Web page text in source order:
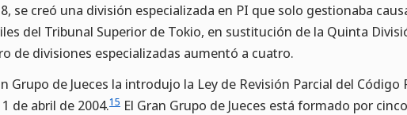
se creó una división especializada en PI que solo gestionaba
del Tribunal Superior de Tokio, en sustitución de la Quinta
de divisiones especializadas aumentó a cuatro.
Grupo de Jueces la introdujo la Ley de Revisión Parcial del Código
de abril de 2004.15 El Gran Grupo de Jueces está formado por